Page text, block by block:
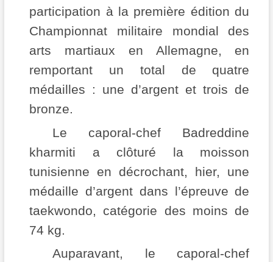
participation à la première édition du
Championnat militaire mondial des
arts martiaux en Allemagne, en
remportant un total de quatre
médailles : une d’argent et trois de
bronze.
Le caporal-chef Badreddine
kharmiti a clôturé la moisson
tunisienne en décrochant, hier, une
médaille d’argent dans l’épreuve de
taekwondo, catégorie des moins de
74 kg.
Auparavant, le caporal-chef